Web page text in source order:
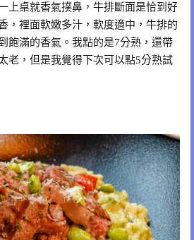
上桌就香氣撲鼻，牛排斷面是恰到好
，裡面軟嫩多汁，軟度適中，牛排的
飽滿的香氣。我點的是7分熟，還帶
老，但是我覺得下次可以點5分熟試